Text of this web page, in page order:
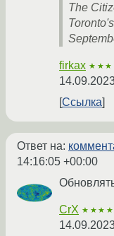
The
firkax
Ссылка
Ответ на:
14:16:05 +00:00
CrX